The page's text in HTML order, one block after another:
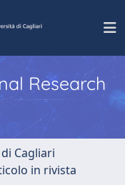
Research
Cagliari
in rivista